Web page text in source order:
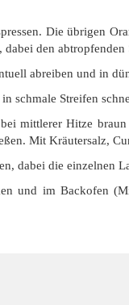
Die übrigen
dabei den abtropfenden
abreiben und in
schmale Streifen
mittlerer Hitze
Mit Kräutersalz,
dabei die einzelnen
und im Backofen